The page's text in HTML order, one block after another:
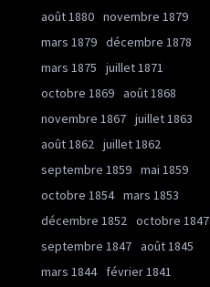
août 1880 novembre 1879
mars 1879 décembre 1878
mars 1875
juillet 1871
octobre 1869 août 1868
novembre 1867 juillet 1863
août 1862 juillet 1862
septembre 1859 mai 1859
octobre 1854 mars 1853
décembre 1852 octobre 1847
septembre 1847 août 1845
mars 1844
février 1841